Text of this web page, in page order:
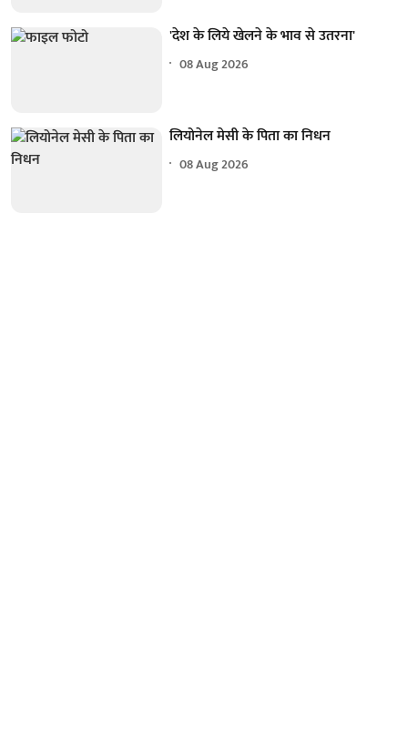
'देश के लिये खेलने के भाव से उतरना'
08 Aug 2026
लियोनेल मेसी के पिता का निधन
08 Aug 2026